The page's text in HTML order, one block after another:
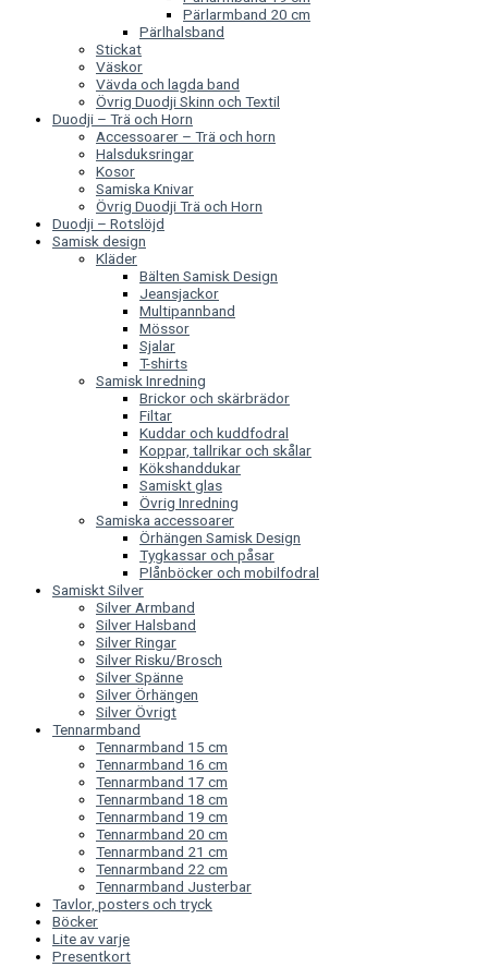
Pärlarmband 20 cm
Pärlhalsband
Stickat
Väskor
Vävda och lagda band
Övrig Duodji Skinn och Textil
Duodji – Trä och Horn
Accessoarer – Trä och horn
Halsduksringar
Kosor
Samiska Knivar
Övrig Duodji Trä och Horn
Duodji – Rotslöjd
Samisk design
Kläder
Bälten Samisk Design
Jeansjackor
Multipannband
Mössor
Sjalar
T-shirts
Samisk Inredning
Brickor och skärbrädor
Filtar
Kuddar och kuddfodral
Koppar, tallrikar och skålar
Kökshanddukar
Samiskt glas
Övrig Inredning
Samiska accessoarer
Örhängen Samisk Design
Tygkassar och påsar
Plånböcker och mobilfodral
Samiskt Silver
Silver Armband
Silver Halsband
Silver Ringar
Silver Risku/Brosch
Silver Spänne
Silver Örhängen
Silver Övrigt
Tennarmband
Tennarmband 15 cm
Tennarmband 16 cm
Tennarmband 17 cm
Tennarmband 18 cm
Tennarmband 19 cm
Tennarmband 20 cm
Tennarmband 21 cm
Tennarmband 22 cm
Tennarmband Justerbar
Tavlor, posters och tryck
Böcker
Lite av varje
Presentkort